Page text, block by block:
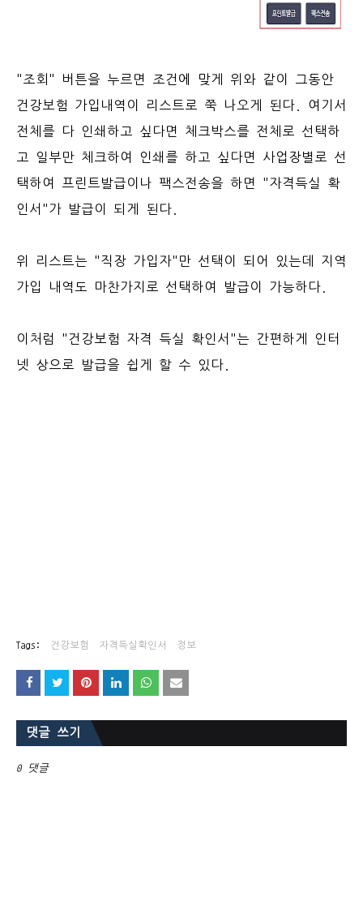
"조회" 버튼을 누르면 조건에 맞게 위와 같이 그동안
건강보험 가입내역이 리스트로 쭉 나오게 된다. 여기서
전체를 다 인쇄하고 싶다면 체크박스를 전체로 선택하
고 일부만 체크하여 인쇄를 하고 싶다면 사업장별로 선
택하여 프린트발급이나 팩스전송을 하면 "자격득실 확
인서"가 발급이 되게 된다.
위 리스트는 "직장 가입자"만 선택이 되어 있는데 지역
가입 내역도 마찬가지로 선택하여 발급이 가능하다.
이처럼 "건강보험 자격 득실 확인서"는 간편하게 인터
넷 상으로 발급을 쉽게 할 수 있다.
Tags: 건강보험 자격득실확인서 정보
댓글 쓰기
0 댓글